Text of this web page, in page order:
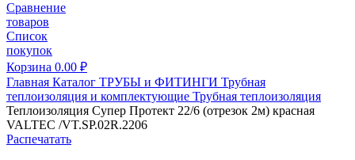
Сравнение
товаров
Список
покупок
Корзина 0.00 ₽
Главная Каталог ТРУБЫ и ФИТИНГИ Трубная
теплоизоляция и комплектующие Трубная теплоизоляция
Теплоизоляция Супер Протект 22/6 (отрезок 2м) красная
VALTEC /VT.SP.02R.2206
Распечатать